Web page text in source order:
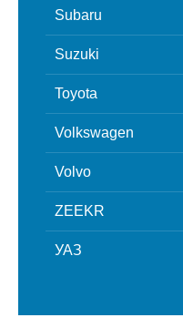
Subaru
Suzuki
Toyota
Volkswagen
Volvo
ZEEKR
УАЗ